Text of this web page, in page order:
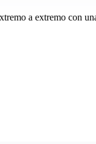
a extremo con